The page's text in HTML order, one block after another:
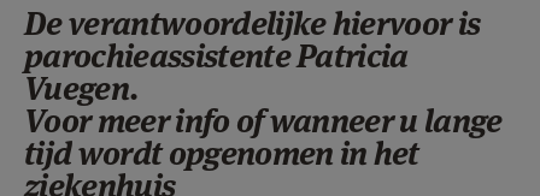
De verantwoordelijke hiervoor is
parochieassistente Patricia
Vuegen.
Voor meer info of wanneer u lange
tijd wordt opgenomen in het
ziekenhuis